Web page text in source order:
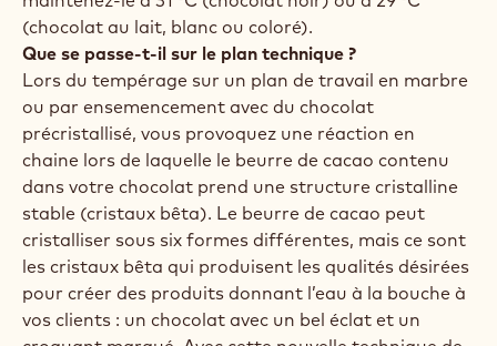
Ajoutez 1 % de Mycryo à votre chocolat fondu (10 g
par kilo de chocolat).
Étape 4
Mélangez bien.
Étape 5
Quand le chocolat est parfaitement précristallisé,
maintenez sa température à 34 °C (chocolat noir)
ou à 33 °C (chocolat au lait, blanc ou coloré).
Étape 6
Pour pouvoir utiliser votre chocolat plus longtemps,
maintenez-le à 31 °C (chocolat noir) ou à 29 °C
(chocolat au lait, blanc ou coloré).
Que se passe-t-il sur le plan technique ?